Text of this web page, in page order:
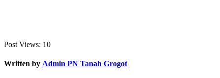
Post Views: 10
Written by Admin PN Tanah Grogot